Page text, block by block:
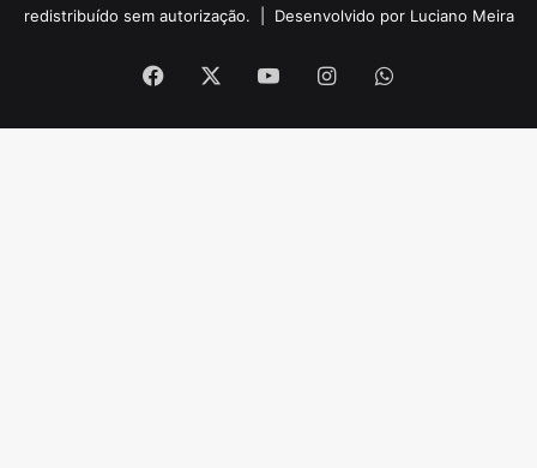
redistribuído sem autorização. | Desenvolvido por Luciano Meira
Facebook YouTubeInstagramWhatsApp